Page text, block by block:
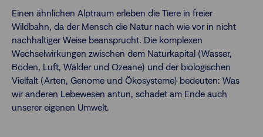
Einen ähnlichen Alptraum erleben die Tiere in freier
Wildbahn, da der Mensch die Natur nach wie vor in nicht
nachhaltiger Weise beansprucht. Die komplexen
Wechselwirkungen zwischen dem Naturkapital (Wasser,
Boden, Luft, Wälder und Ozeane) und der biologischen
Vielfalt (Arten, Genome und Ökosysteme) bedeuten: Was
wir anderen Lebewesen antun, schadet am Ende auch
unserer eigenen Umwelt.